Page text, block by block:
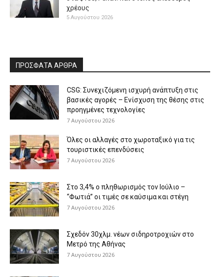
χρέους
5 Αυγούστου 2026
ΠΡΟΣΦΑΤΑ ΑΡΘΡΑ
CSG: Συνεχιζόμενη ισχυρή ανάπτυξη στις
βασικές αγορές – Ενίσχυση της θέσης στις
προηγμένες τεχνολογίες
7 Αυγούστου 2026
Όλες οι αλλαγές στο χωροταξικό για τις
τουριστικές επενδύσεις
7 Αυγούστου 2026
Στο 3,4% ο πληθωρισμός τον Ιούλιο –
“Φωτιά” οι τιμές σε καύσιμα και στέγη
7 Αυγούστου 2026
Σχεδόν 30χλμ. νέων σιδηροτροχιών στο
Μετρό της Αθήνας
7 Αυγούστου 2026